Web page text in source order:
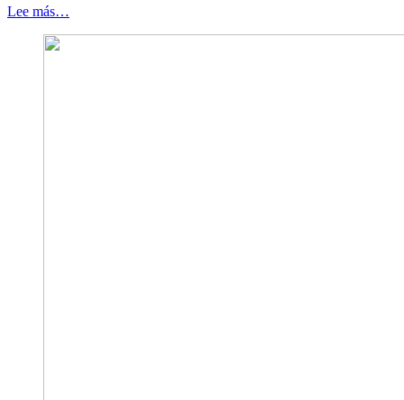
Lee más…